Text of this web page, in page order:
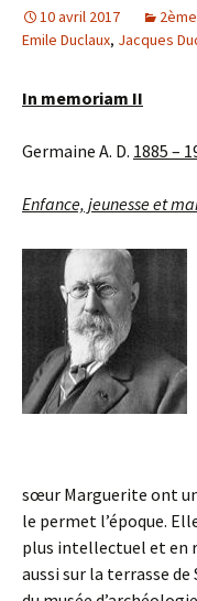
10 avril 2017
Emile Duclaux, Jacques
In memoriam II
Germaine A. D. 1885 –
Enfance, jeunesse et
sœur Marguerite ont
le permet l’époque.
plus intellectuel et en
aussi sur la terrasse